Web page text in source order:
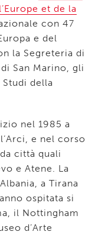
et de la
con 47
e del
la Segreteria di
San Marino, gli
della
nel 1985 a
e nel corso
città quali
e Atene. La
a Tirana
ospitata si
il Nottingham
d’Arte